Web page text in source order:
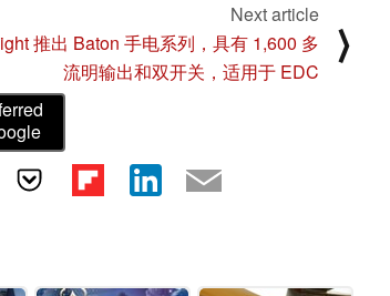
Next article
推出 Baton 手电系列，具有 1,600 多
流明输出和双开关，适用于 EDC
⟩